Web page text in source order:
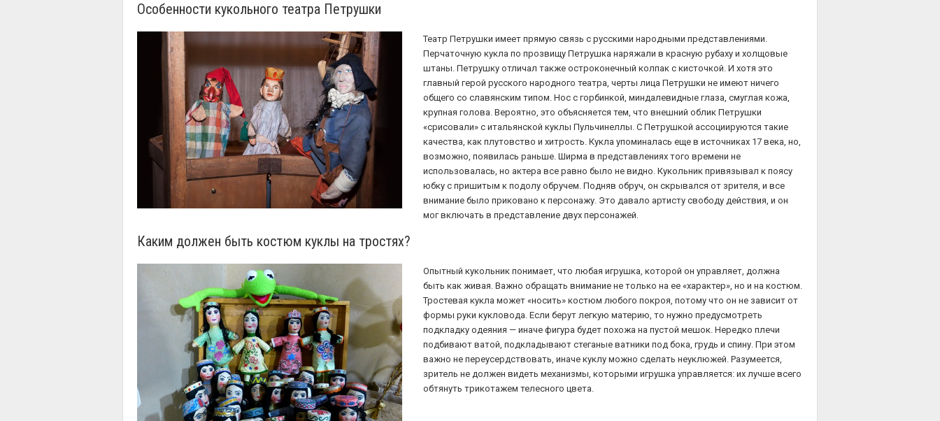
Особенности кукольного театра Петрушки
Театр Петрушки имеет прямую связь с русскими народными представлениями.
Перчаточную кукла по прозвищу Петрушка наряжали в красную рубаху и холщовые
штаны. Петрушку отличал также остроконечный колпак с кисточкой. И хотя это
главный герой русского народного театра, черты лица Петрушки не имеют ничего
общего со славянским типом. Нос с горбинкой, миндалевидные глаза, смуглая кожа,
крупная голова. Вероятно, это объясняется тем, что внешний облик Петрушки
«срисовали» с итальянской куклы Пульчинеллы. С Петрушкой ассоциируются такие
качества, как плутовство и хитрость. Кукла упоминалась еще в источниках 17 века, но,
возможно, появилась раньше. Ширма в представлениях того времени не
использовалась, но актера все равно было не видно. Кукольник привязывал к поясу
юбку с пришитым к подолу обручем. Подняв обруч, он скрывался от зрителя, и все
внимание было приковано к персонажу. Это давало артисту свободу действия, и он
мог включать в представление двух персонажей.
Каким должен быть костюм куклы на тростях?
Опытный кукольник понимает, что любая игрушка, которой он управляет, должна
быть как живая. Важно обращать внимание не только на ее «характер», но и на костюм.
Тростевая кукла может «носить» костюм любого покроя, потому что он не зависит от
формы руки кукловода. Если берут легкую материю, то нужно предусмотреть
подкладку одеяния — иначе фигура будет похожа на пустой мешок. Нередко плечи
подбивают ватой, подкладывают стеганые ватники под бока, грудь и спину. При этом
важно не переусердствовать, иначе куклу можно сделать неуклюжей. Разумеется,
зритель не должен видеть механизмы, которыми игрушка управляется: их лучше всего
обтянуть трикотажем телесного цвета.